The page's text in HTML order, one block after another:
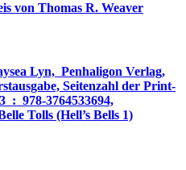
von Thomas R. Weaver
Lyn, ‎ Penhaligon Verlag,
Seitenzahl der Print-
the Belle Tolls (Hell’s Bells 1)